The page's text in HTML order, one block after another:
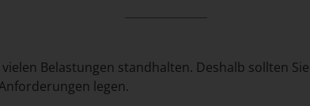
Belastungen standhalten. Deshalb sollten
legen.